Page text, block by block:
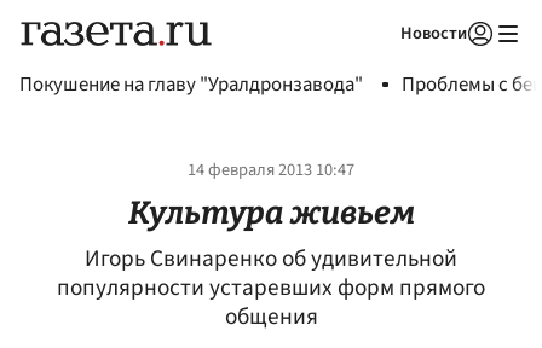
Новости
Покушение на главу "Уралдронзавода" Проблемы с
14 февраля 2013 10:47
Культура живьем
Игорь Свинаренко об удивительной
популярности устаревших форм прямого
общения